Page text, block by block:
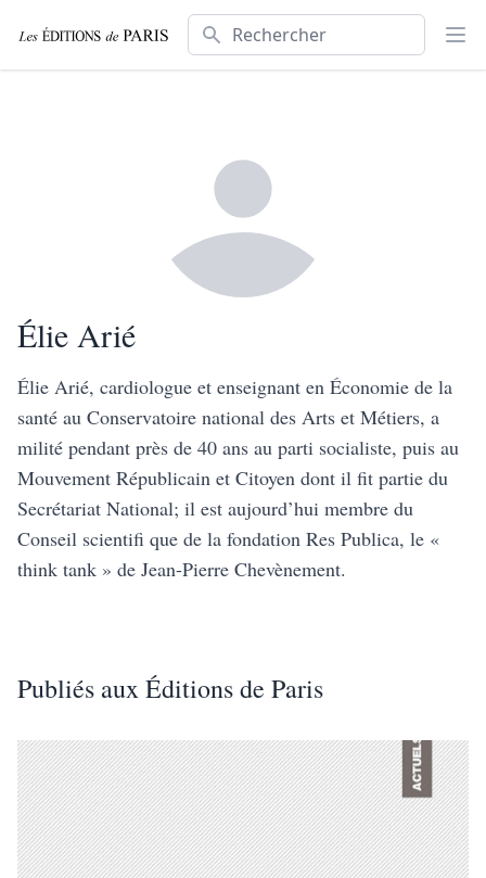
Rechercher
Élie Arié
Élie Arié, cardiologue et enseignant en Économie de la
santé au Conservatoire national des Arts et Métiers, a
milité pendant près de 40 ans au parti socialiste, puis au
Mouvement Républicain et Citoyen dont il fit partie du
Secrétariat National; il est aujourd’hui membre du
Conseil scientifi que de la fondation Res Publica, le «
think tank » de Jean-Pierre Chevènement.
Publiés aux Éditions de Paris